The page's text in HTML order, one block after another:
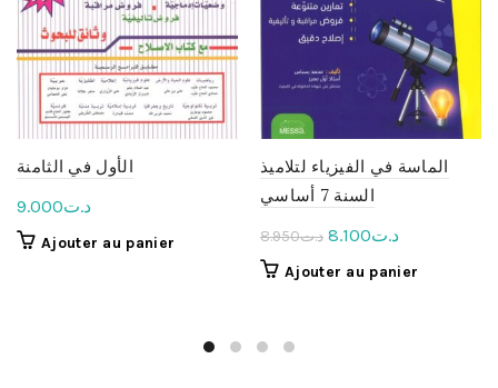
الأول في الثامنة
د.ت9.000
Ajouter au panier
الماسة في الفيزياء لتلاميذ
السنة 7 أساسي
د.ت8.950
Le
د.ت8.100
Le
prix
Ajouter au panier